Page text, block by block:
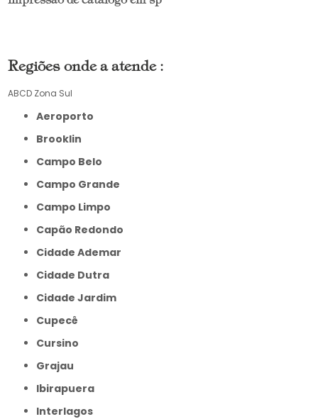
Regiões onde a atende :
ABCD Zona Sul
Aeroporto
Brooklin
Campo Belo
Campo Grande
Campo Limpo
Capão Redondo
Cidade Ademar
Cidade Dutra
Cidade Jardim
Cupecê
Cursino
Grajau
Ibirapuera
Interlagos